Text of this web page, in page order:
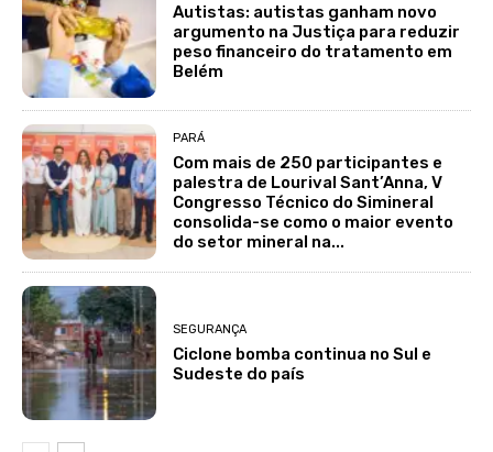
Autistas: autistas ganham novo
argumento na Justiça para reduzir
peso financeiro do tratamento em
Belém
PARÁ
Com mais de 250 participantes e
palestra de Lourival Sant’Anna, V
Congresso Técnico do Simineral
consolida-se como o maior evento
do setor mineral na...
SEGURANÇA
Ciclone bomba continua no Sul e
Sudeste do país